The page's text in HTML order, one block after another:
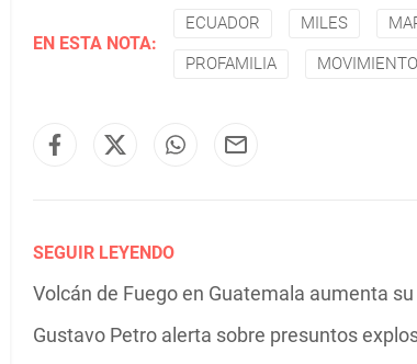
EN ESTA NOTA:
ECUADOR MILES
PROFAMILIA MOVIMIENTO
SEGUIR LEYENDO
Volcán de Fuego en Guatemala aumenta
Gustavo Petro alerta sobre presuntos